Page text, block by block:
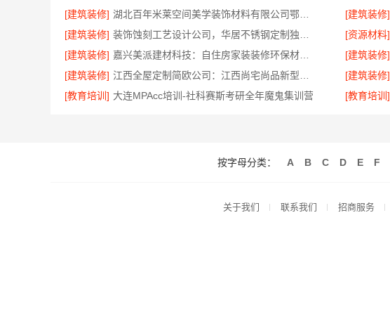
[建筑装修]
[建筑装修]
[建筑装修]
[资源材料]
[建筑装修]
[建筑装修]
[建筑装修]
[建筑装修]
[教育培训] 大连MPAcc培训-社科赛斯考研全年魔鬼集训营 [教育培训]
按字母分类： A B C D E F
关于我们 联系我们 招商服务